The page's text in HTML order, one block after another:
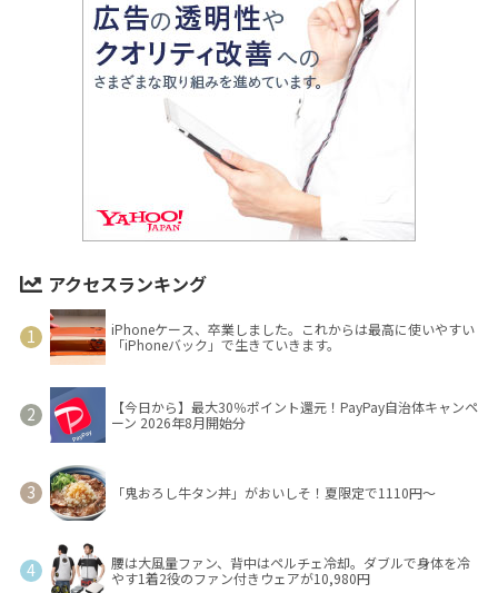
アクセスランキング
iPhoneケース、卒業しました。これからは最高に使いやすい
「iPhoneバック」で生きていきます。
【今日から】最大30％ポイント還元！PayPay自治体キャンペ
ーン 2026年8月開始分
「鬼おろし牛タン丼」がおいしそ！夏限定で1110円～
腰は大風量ファン、背中はペルチェ冷却。ダブルで身体を冷
やす1着2役のファン付きウェアが10,980円